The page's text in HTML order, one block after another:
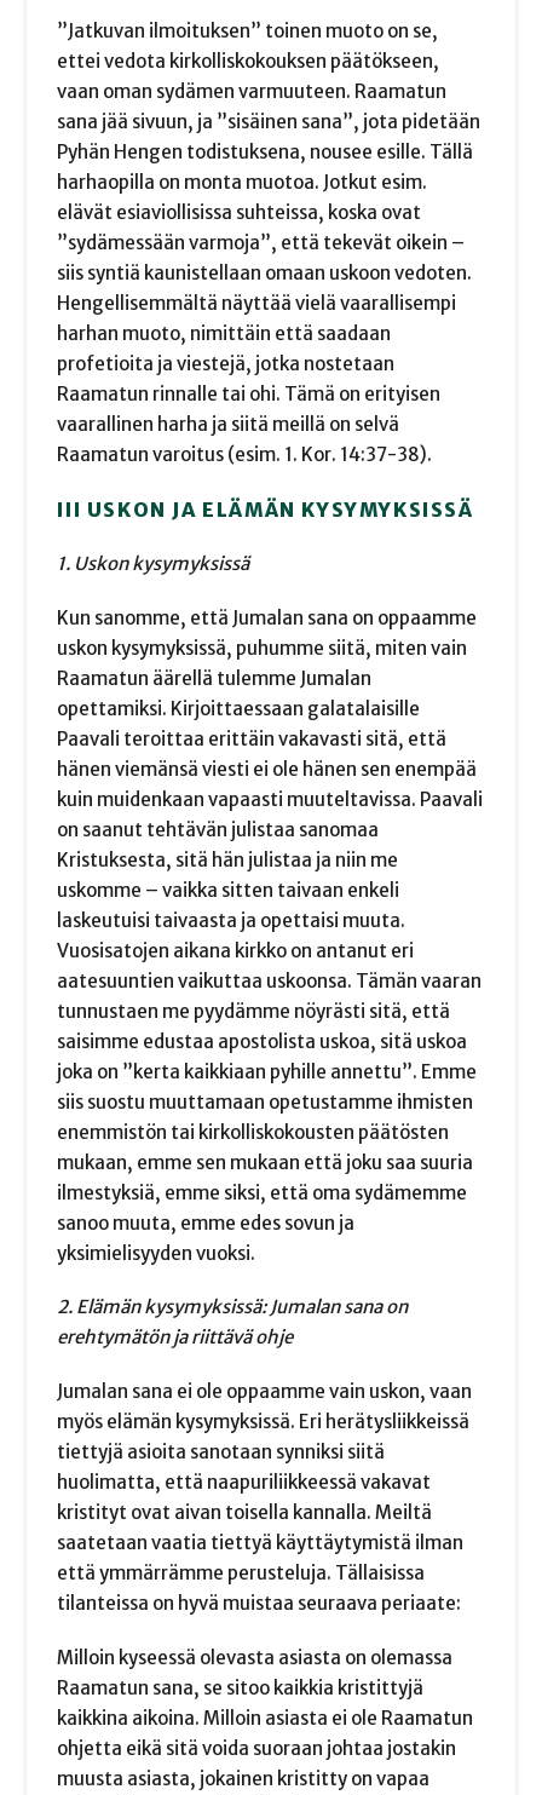
”Jatkuvan ilmoituksen” toinen muoto on se,
ettei vedota kirkolliskokouksen päätökseen,
vaan oman sydämen varmuuteen. Raamatun
sana jää sivuun, ja ”sisäinen sana”, jota pidetään
Pyhän Hengen todistuksena, nousee esille. Tällä
harhaopilla on monta muotoa. Jotkut esim.
elävät esiaviollisissa suhteissa, koska ovat
”sydämessään varmoja”, että tekevät oikein –
siis syntiä kaunistellaan omaan uskoon vedoten.
Hengellisemmältä näyttää vielä vaarallisempi
harhan muoto, nimittäin että saadaan
profetioita ja viestejä, jotka nostetaan
Raamatun rinnalle tai ohi. Tämä on erityisen
vaarallinen harha ja siitä meillä on selvä
Raamatun varoitus (esim. 1. Kor. 14:37-38).
III USKON JA ELÄMÄN KYSYMYKSISSÄ
1. Uskon kysymyksissä
Kun sanomme, että Jumalan sana on oppaamme
uskon kysymyksissä, puhumme siitä, miten vain
Raamatun äärellä tulemme Jumalan
opettamiksi. Kirjoittaessaan galatalaisille
Paavali teroittaa erittäin vakavasti sitä, että
hänen viemänsä viesti ei ole hänen sen enempää
kuin muidenkaan vapaasti muuteltavissa. Paavali
on saanut tehtävän julistaa sanomaa
Kristuksesta, sitä hän julistaa ja niin me
uskomme – vaikka sitten taivaan enkeli
laskeutuisi taivaasta ja opettaisi muuta.
Vuosisatojen aikana kirkko on antanut eri
aatesuuntien vaikuttaa uskoonsa. Tämän vaaran
tunnustaen me pyydämme nöyrästi sitä, että
saisimme edustaa apostolista uskoa, sitä uskoa
joka on ”kerta kaikkiaan pyhille annettu”. Emme
siis suostu muuttamaan opetustamme ihmisten
enemmistön tai kirkolliskokousten päätösten
mukaan, emme sen mukaan että joku saa suuria
ilmestyksiä, emme siksi, että oma sydämemme
sanoo muuta, emme edes sovun ja
yksimielisyyden vuoksi.
2. Elämän kysymyksissä: Jumalan sana on
erehtymätön ja riittävä ohje
Jumalan sana ei ole oppaamme vain uskon, vaan
myös elämän kysymyksissä. Eri herätysliikkeissä
tiettyjä asioita sanotaan synniksi siitä
huolimatta, että naapuriliikkeessä vakavat
kristityt ovat aivan toisella kannalla. Meiltä
saatetaan vaatia tiettyä käyttäytymistä ilman
että ymmärrämme perusteluja. Tällaisissa
tilanteissa on hyvä muistaa seuraava periaate:
Milloin kyseessä olevasta asiasta on olemassa
Raamatun sana, se sitoo kaikkia kristittyjä
kaikkina aikoina. Milloin asiasta ei ole Raamatun
ohjetta eikä sitä voida suoraan johtaa jostakin
muusta asiasta, jokainen kristitty on vapaa